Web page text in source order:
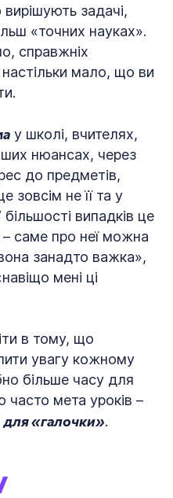
задачі,
«точних науках».
справжніх
настільки мало, що ви
у школі, вчителях,
нюансах, через
до предметів,
зовсім не її та у
випадків це
саме про неї можна
занадто важка»,
мені ці
в тому, що
увагу кожному
більше часу для
часто мета уроків –
для «галочки».